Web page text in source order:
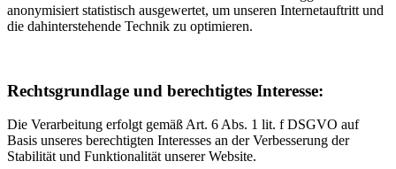
anonymisiert statistisch ausgewertet, um unseren Internetauftritt und
die dahinterstehende Technik zu optimieren.
Rechtsgrundlage und berechtigtes Interesse:
Die Verarbeitung erfolgt gemäß Art. 6 Abs. 1 lit. f DSGVO auf
Basis unseres berechtigten Interesses an der Verbesserung der
Stabilität und Funktionalität unserer Website.